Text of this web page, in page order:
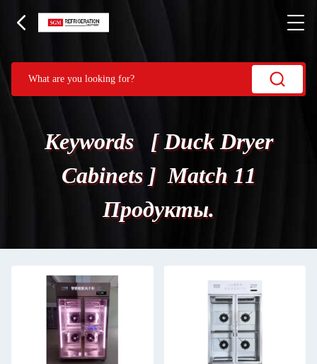
Keywords [ Duck Dryer
Cabinets ] Match 11
Продукты.